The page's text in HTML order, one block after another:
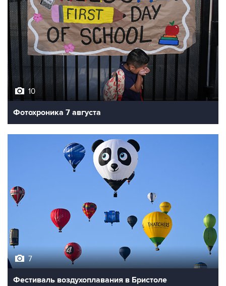
10
Фотохроника 7 августа
7
Фестиваль воздухоплавания в Бристоле